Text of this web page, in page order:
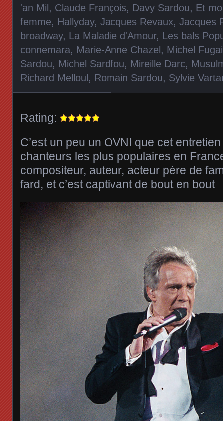
'an Mil, Claude François, Davy Sardou, Et
femme, Hallyday, Jacques Revaux, Jacques
broadway, La Maladie d'Amour, Les bals
connemara, Marie-Anne Chazel, Michel
Sardou, Michel Sardfou, Mireille Darc,
Richard Melloul, Romain Sardou, Sylvie
Rating:
C’est un peu un OVNI que cet
chanteurs les plus populaires en
compositeur, auteur, acteur père de
fard, et c’est captivant de bout en bout